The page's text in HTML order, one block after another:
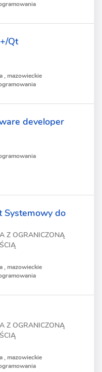
Qt
, mazowieckie
developer
do
Z OGRANICZONĄ
, mazowieckie
Z OGRANICZONĄ
, mazowieckie